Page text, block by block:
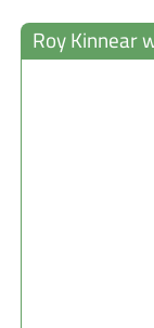
Roy Kinnear